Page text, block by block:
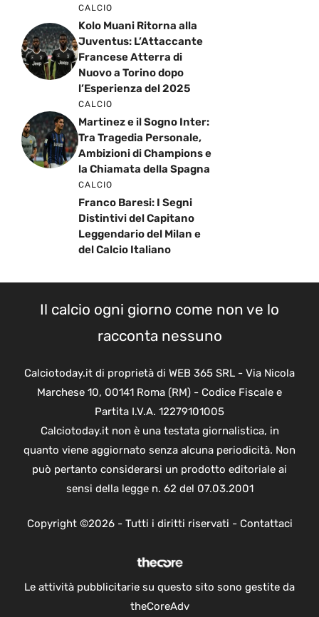
CALCIO
Kolo Muani Ritorna alla
Juventus: L’Attaccante
Francese Atterra di
Nuovo a Torino dopo
l’Esperienza del 2025
CALCIO
Martinez e il Sogno Inter:
Tra Tragedia Personale,
Ambizioni di Champions e
la Chiamata della Spagna
CALCIO
Franco Baresi: I Segni
Distintivi del Capitano
Leggendario del Milan e
del Calcio Italiano
Il calcio ogni giorno come non ve lo
racconta nessuno
Calciotoday.it di proprietà di WEB 365 SRL - Via Nicola
Marchese 10, 00141 Roma (RM) - Codice Fiscale e
Partita I.V.A. 12279101005
Calciotoday.it non è una testata giornalistica, in
quanto viene aggiornato senza alcuna periodicità. Non
può pertanto considerarsi un prodotto editoriale ai
sensi della legge n. 62 del 07.03.2001
Copyright ©2026 - Tutti i diritti riservati - Contattaci
Le attività pubblicitarie su questo sito sono gestite da
theCoreAdv